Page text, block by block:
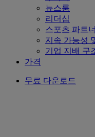
뉴스룸
리더십
스포츠 파트
지속 가능성
기업 지배 구
가격
무료 다운로드